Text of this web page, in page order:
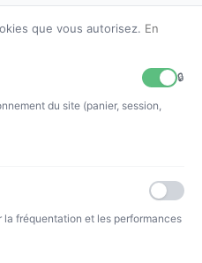
Hunters – Gourmandises
💜✨
18,90 €
que vous autorisez. En
🔒
du site (panier, session,
fréquentation et les performances